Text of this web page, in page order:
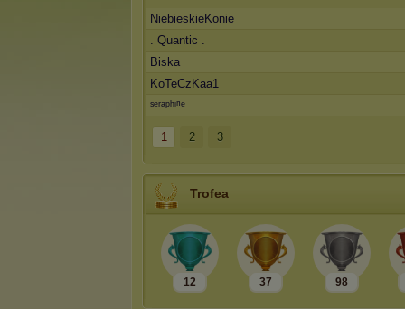
NiebieskieKonie
. Quantic .
Biska
KoTeCzKaa1
ˢᵉʳᵃᵖʰᶦⁿᵉ
1 2 3
Trofea
12 37 98